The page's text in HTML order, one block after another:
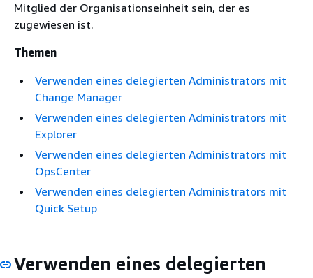
Mitglied der Organisationseinheit sein, der es
zugewiesen ist.
Themen
Verwenden eines delegierten Administrators mit
Change Manager
Verwenden eines delegierten Administrators mit
Explorer
Verwenden eines delegierten Administrators mit
OpsCenter
Verwenden eines delegierten Administrators mit
Quick Setup
Verwenden eines delegierten